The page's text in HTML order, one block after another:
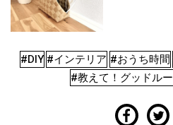
#DIY #インテリア #おうち時間
#教えて！グッドル